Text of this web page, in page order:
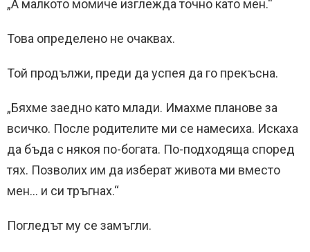
„А малкото момиче изглежда точно като мен.“
Това определено не очаквах.
Той продължи, преди да успея да го прекъсна.
„Бяхме заедно като млади. Имахме планове за
всичко. После родителите ми се намесиха. Искаха
да бъда с някоя по-богата. По-подходяща според
тях. Позволих им да изберат живота ми вместо
мен… и си тръгнах.“
Погледът му се замъгли.